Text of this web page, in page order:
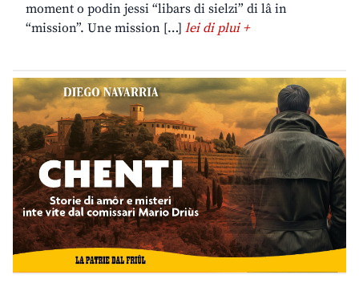
moment o podin jessi “libars di sielzi” di lâ in
“mission”. Une mission […] lei di plui +